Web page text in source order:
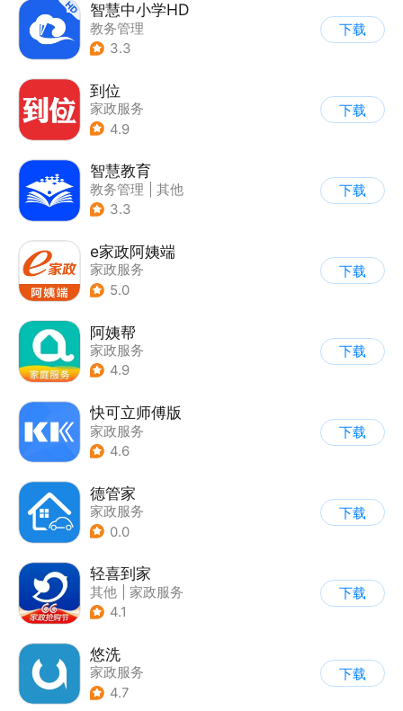
智慧中小学HD
教务管理
3.3
下载
到位
家政服务
4.9
下载
智慧教育
教务管理
其他
3.3
下载
e家政阿姨端
家政服务
5.0
下载
阿姨帮
家政服务
4.9
下载
快可立师傅版
家政服务
4.6
下载
德管家
家政服务
0.0
下载
轻喜到家
其他
家政服务
4.1
下载
悠洗
家政服务
4.7
下载